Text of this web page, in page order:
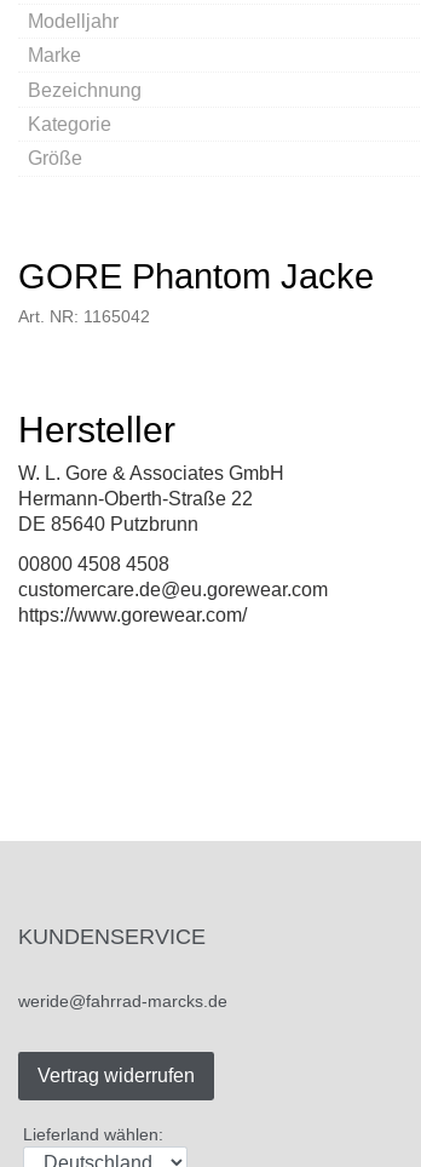
Modelljahr
Marke
Bezeichnung
Kategorie
Größe
GORE Phantom Jacke
Art. NR: 1165042
Hersteller
W. L. Gore & Associates GmbH
Hermann-Oberth-Straße 22
DE 85640 Putzbrunn
00800 4508 4508
customercare.de@eu.gorewear.com
https://www.gorewear.com/
KUNDENSERVICE
weride@fahrrad-marcks.de
Vertrag widerrufen
Lieferland wählen: